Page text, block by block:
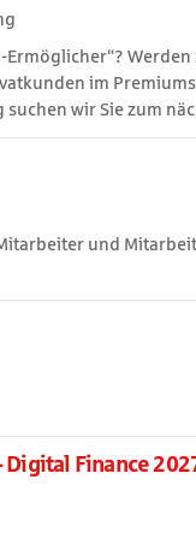
Ermöglicher“?
im
wir Sie zum
und
Finance